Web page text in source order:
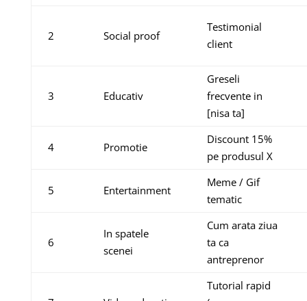
2 Social proof
Testimonial
client
3 Educativ
Greseli
frecvente in
[nisa ta]
4 Promotie
Discount 15%
pe produsul X
5 Entertainment
Meme / Gif
tematic
6
In spatele
scenei
Cum arata ziua
ta ca
antreprenor
Tutorial rapid